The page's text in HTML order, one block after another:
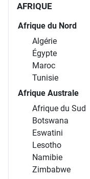
AFRIQUE
Afrique du Nord
Algérie
Égypte
Maroc
Tunisie
Afrique Australe
Afrique du Sud
Botswana
Eswatini
Lesotho
Namibie
Zimbabwe